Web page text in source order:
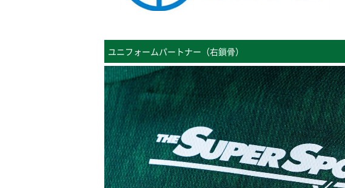
ユニフォームパートナー（右鎖骨）